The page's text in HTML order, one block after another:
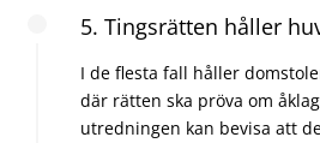
5. Tingsrätten håller
I de flesta fall håller
där rätten ska pröva om
utredningen kan bevisa att